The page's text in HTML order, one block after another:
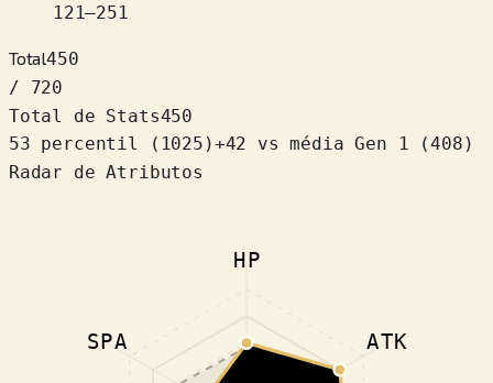
121–251
Total450
/ 720
Total de Stats450
53 percentil
( 1025 )+42
vs média Gen 1 (408)
Radar de Atributos
HP
ATK
SPA